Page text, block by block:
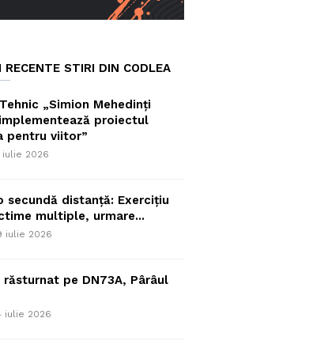
RECENTE STIRI DIN CODLEA
„Simion Mehedinți
proiectul
pentru viitor”
iulie 2026
secundă distanță: Exercițiu
multiple, urmare...
iulie 2026
pe DN73A, Pârâul
iulie 2026